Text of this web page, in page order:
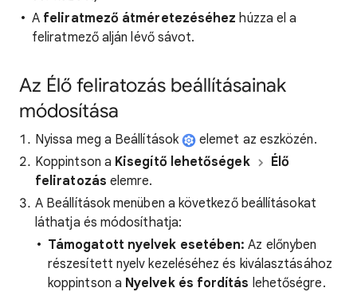
A feliratmező átméretezéséhez húzza el a
feliratmező alján lévő sávot.
Az Élő feliratozás beállításainak
módosítása
Nyissa meg a Beállítások
elemet az eszközén.
Koppintson a Kisegítő lehetőségek
Élő
feliratozás elemre.
A Beállítások menüben a következő beállításokat
láthatja és módosíthatja:
Támogatott nyelvek esetében:Az előnyben
részesített nyelv kezeléséhez és kiválasztásához
koppintson a Nyelvek és fordítás lehetőségre.